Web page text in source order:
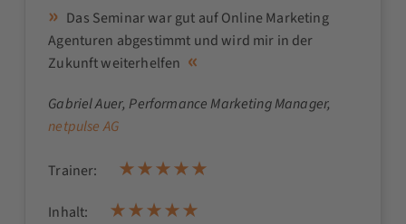
Das Seminar war gut auf Online Marketing
Agenturen abgestimmt und wird mir in der
Zukunft weiterhelfen
Gabriel Auer, Performance Marketing Manager,
netpulse AG
Trainer:
Inhalt: